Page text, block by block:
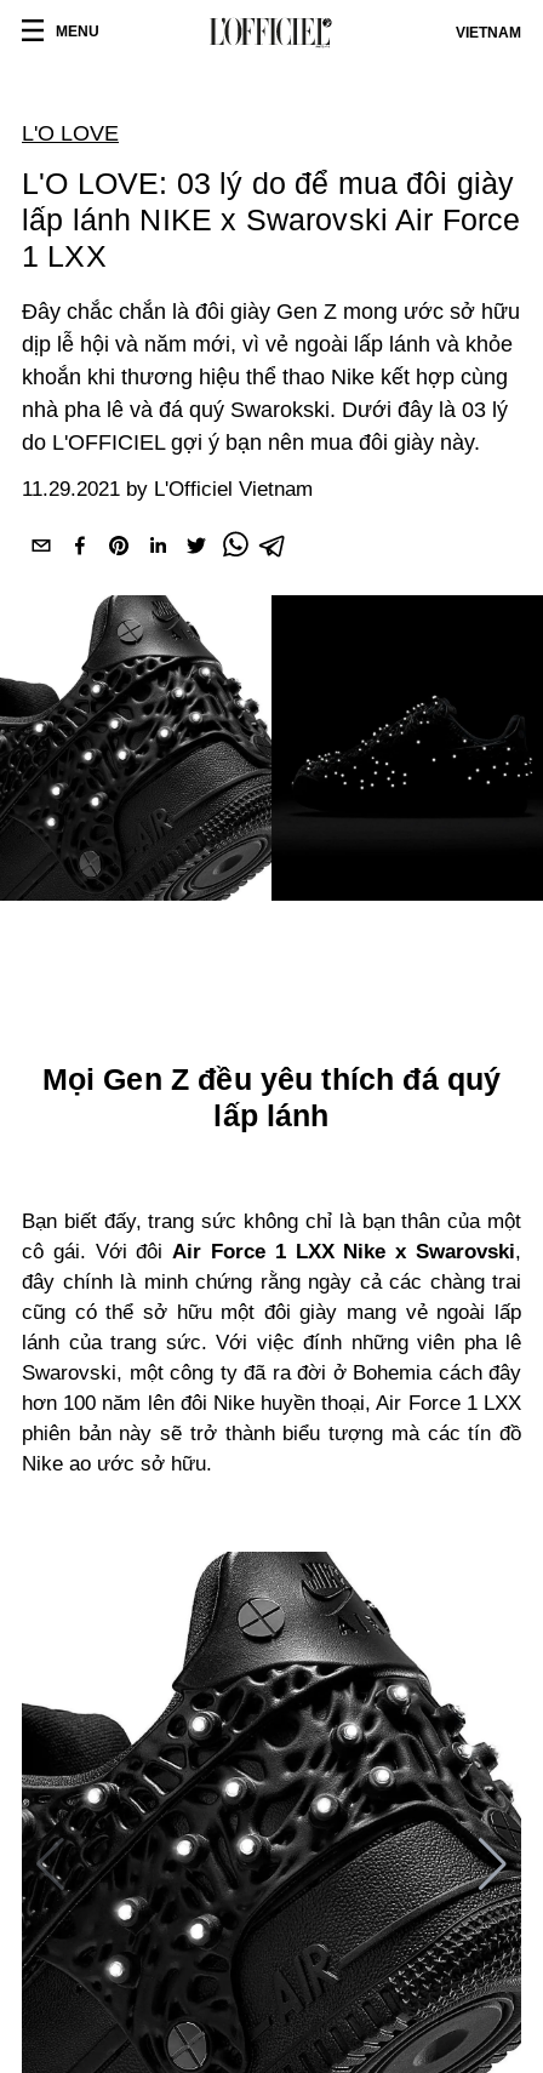
MENU VIETNAM
L'O LOVE
L'O LOVE: 03 lý do để mua đôi giày
lấp lánh NIKE x Swarovski Air Force
1 LXX
Đây chắc chắn là đôi giày Gen Z mong ước sở hữu
dịp lễ hội và năm mới, vì vẻ ngoài lấp lánh và khỏe
khoắn khi thương hiệu thể thao Nike kết hợp cùng
nhà pha lê và đá quý Swarokski. Dưới đây là 03 lý
do L'OFFICIEL gợi ý bạn nên mua đôi giày này.
11.29.2021 by L'Officiel Vietnam
Mọi Gen Z đều yêu thích đá quý
lấp lánh
Bạn biết đấy, trang sức không chỉ là bạn thân của một
cô gái. Với đôiAir Force 1 LXX Nike x Swarovski,
đây chính là minh chứng rằng ngày cả các chàng trai
cũng có thể sở hữu một đôi giày mang vẻ ngoài lấp
lánh của trang sức. Với việc đính những viên pha lê
Swarovski, một công ty đã ra đời ở Bohemia cách đây
hơn 100 năm lên đôi Nike huyền thoại, Air Force 1 LXX
phiên bản này sẽ trở thành biểu tượng mà các tín đồ
Nike ao ước sở hữu.